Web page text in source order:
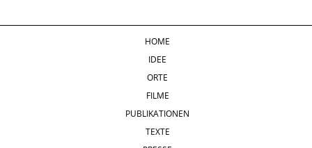
HOME
IDEE
ORTE
FILME
PUBLIKATIONEN
TEXTE